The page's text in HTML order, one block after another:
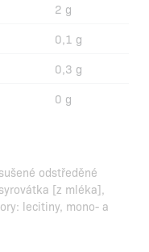
2 g
0,1 g
0,3 g
0 g
odstředěné
[z mléka],
lecitiny, mono- a